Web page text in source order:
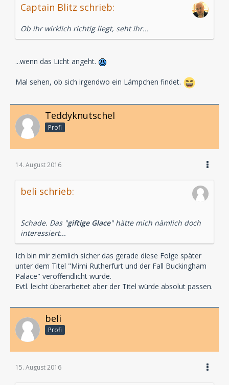
Captain Blitz schrieb:
Ob ihr wirklich richtig liegt, seht ihr...
...wenn das Licht angeht.
Mal sehen, ob sich irgendwo ein Lämpchen findet.
Teddyknutschel
Profi
14. August 2016
beli schrieb:
Schade. Das "giftige Glace" hätte mich nämlich doch
interessiert...
Ich bin mir ziemlich sicher das gerade diese Folge später
unter dem Titel "Mimi Rutherfurt und der Fall Buckingham
Palace" veröffendlicht wurde.
Evtl. leicht überarbeitet aber der Titel würde absolut passen.
beli
Profi
15. August 2016